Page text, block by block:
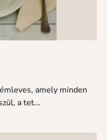
amely minden
a tet...